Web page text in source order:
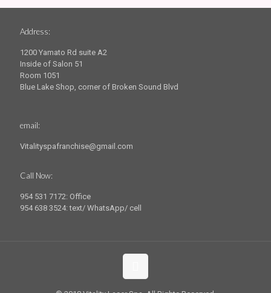
Address:
1200 Yamato Rd suite A2
Inside of Salon 51
Room 1051
Blue Lake Shop, corner of Broken Sound Blvd
email:
Vitalityspafranchise@gmail.com
Call Now:
954 531 7172: Office
954 638 3524: text/ WhatsApp/ cell